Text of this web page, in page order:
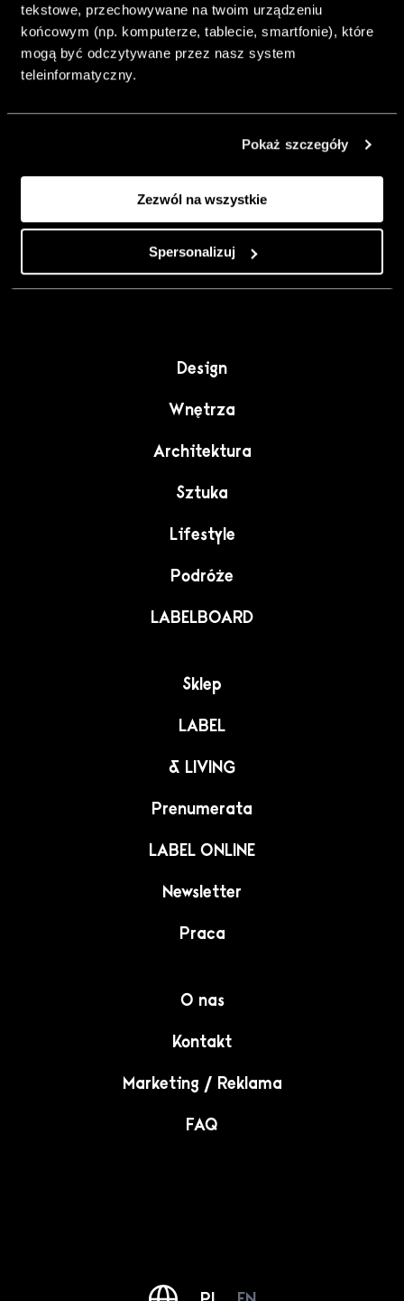
tekstowe, przechowywane na twoim urządzeniu
końcowym (np. komputerze, tablecie, smartfonie), które
mogą być odczytywane przez nasz system
teleinformatyczny.
Pokaż szczegóły
Zezwól na wszystkie
Spersonalizuj
& Living 40.
„Dom bardziej
Twój. Odważ się
urządzić go
rzemiosło jako
punkt wyjścia
do wnętrz
pełnych
charakteru”.
Design
Wnętrza
Architektura
Sztuka
Lifestyle
Podróże
LABELBOARD
Sklep
LABEL
& LIVING
Prenumerata
LABEL ONLINE
Newsletter
Praca
O nas
Kontakt
Marketing / Reklama
FAQ